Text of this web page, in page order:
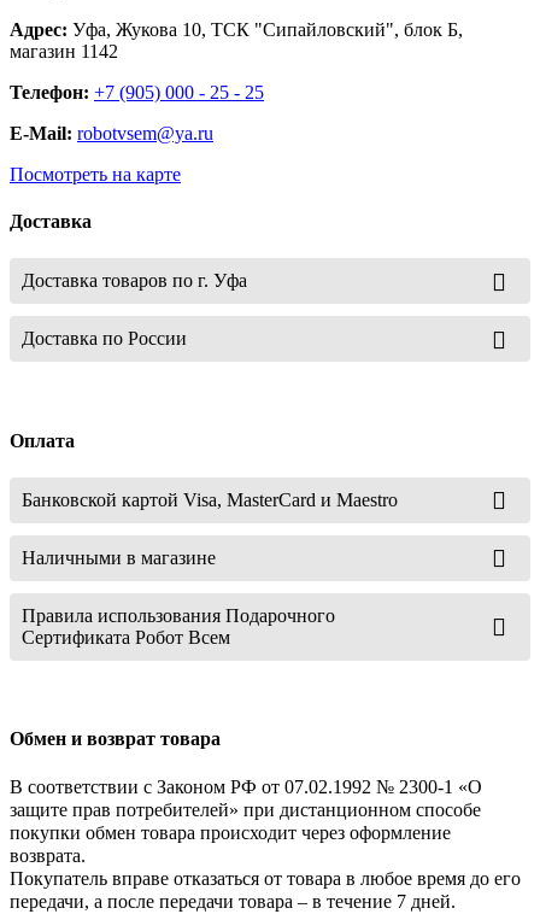
Адрес: Уфа, Жукова 10, ТСК "Сипайловский", блок Б,
магазин 1142
Телефон: +7 (905) 000 - 25 - 25
E-Mail: robotvsem@ya.ru
Посмотреть на карте
Доставка
Доставка товаров по г. Уфа
Доставка по России
Оплата
Банковской картой Visa, MasterCard и Maestro
Наличными в магазине
Правила использования Подарочного
Сертификата Робот Всем
Обмен и возврат товара
В соответствии с Законом РФ от 07.02.1992 № 2300-1 «О
защите прав потребителей» при дистанционном способе
покупки обмен товара происходит через оформление
возврата.
Покупатель вправе отказаться от товара в любое время до его
передачи, а после передачи товара – в течение 7 дней.